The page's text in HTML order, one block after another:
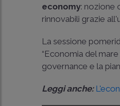
economy: nozione
rinnovabili grazie
La sessione
“Economia del
governance e la
Leggi anche: